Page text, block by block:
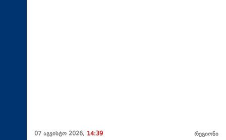
07 აგვისტო 2026, 14:39 რეგიონი